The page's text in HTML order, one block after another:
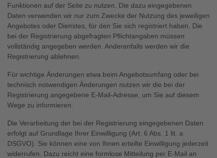
Funktionen auf der Seite zu nutzen. Die dazu eingegebenen
Daten verwenden wir nur zum Zwecke der Nutzung des jeweiligen
Angebotes oder Dienstes, für den Sie sich registriert haben. Die
bei der Registrierung abgefragten Pflichtangaben müssen
vollständig angegeben werden. Anderenfalls werden wir die
Registrierung ablehnen.
Für wichtige Änderungen etwa beim Angebotsumfang oder bei
technisch notwendigen Änderungen nutzen wir die bei der
Registrierung angegebene E-Mail-Adresse, um Sie auf diesem
Wege zu informieren.
Die Verarbeitung der bei der Registrierung eingegebenen Daten
erfolgt auf Grundlage Ihrer Einwilligung (Art. 6 Abs. 1 lit. a
DSGVO). Sie können eine von Ihnen erteilte Einwilligung jederzeit
widerrufen. Dazu reicht eine formlose Mitteilung per E-Mail an